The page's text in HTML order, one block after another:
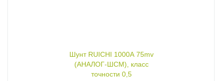
Шунт RUICHI 1000А 75mv
(АНАЛОГ-ШСМ), класс
точности 0,5